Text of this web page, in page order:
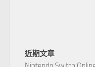
近期文章